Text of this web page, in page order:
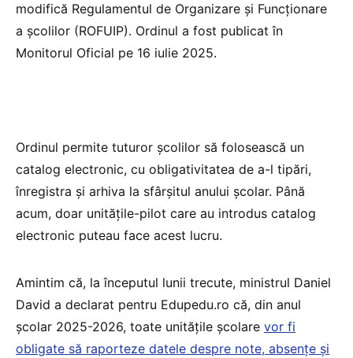
modifică Regulamentul de Organizare și Funcționare
a școlilor (ROFUIP). Ordinul a fost publicat în
Monitorul Oficial pe 16 iulie 2025.
Ordinul permite tuturor școlilor să folosească un
catalog electronic, cu obligativitatea de a-l tipări,
înregistra și arhiva la sfârșitul anului școlar. Până
acum, doar unitățile-pilot care au introdus catalog
electronic puteau face acest lucru.
Amintim că, la începutul lunii trecute, ministrul Daniel
David a declarat pentru Edupedu.ro că, din anul
școlar 2025-2026, toate unitățile școlare vor fi
obligate să raporteze datele despre note, absențe și